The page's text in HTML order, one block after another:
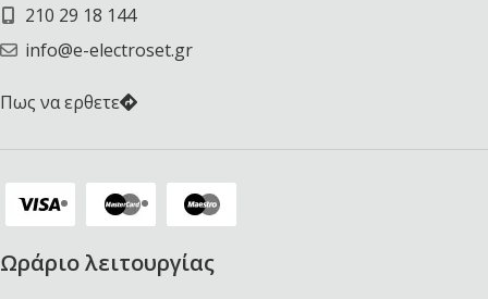
210 29 18 144
info@e-electroset.gr
Πως να ερθετε
Ωράριο λειτουργίας